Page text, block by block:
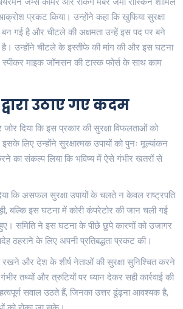
प्रकट किया। उन्होंने कहा कि खुफिया सुरक्षा
गई है और चीटले की अक्षमता उन्हें इस पद पर बने
है। उन्होंने चीटले के इस्तीफे की मांग की और इस घटना
माइक जॉनसन की टास्क फोर्स के साथ काम
उठाए गए कदम
दिया कि इस प्रकार की सुरक्षा विफलताओं को
इसके लिए उन्होंने सुरक्षात्मक उपायों को पुनः मूल्यांकन
का संकल्प लिया कि भविष्य में ऐसे गंभीर खतरों से
कि असफल सुरक्षा उपायों के चलते न केवल राष्ट्रपति
बल्कि इस घटना में कोरी कंपरेटोर की जान चली गई
समिति ने इस घटना के पीछे छुपे कारणों को उजागर
ठहराने के लिए अपनी प्रतिबद्धता प्रकट की।
रखने और देश के शीर्ष नेताओं की सुरक्षा सुनिश्चित करने
तथ्यों और त्रुटियों पर ध्यान देकर सही कार्रवाई की
सवाल उठते हैं, जिनका उत्तर ढूंढ़ना आवश्यक है,